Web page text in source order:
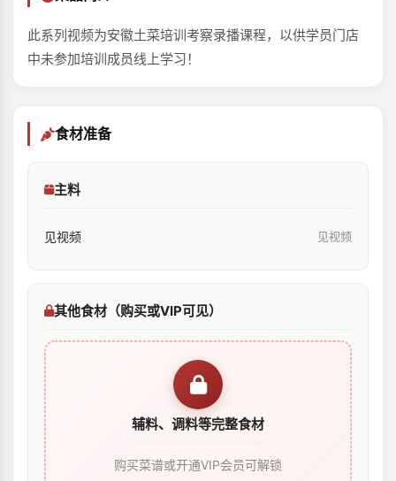
此系列视频为安徽土菜培训考察录播课程，以供学员门店
中未参加培训成员线上学习！
食材准备
主料
见视频 见视频
其他食材（购买或VIP可见）
辅料、调料等完整食材
购买菜谱或开通VIP会员可解锁